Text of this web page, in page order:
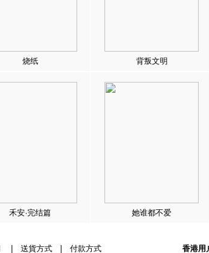
烧纸 背叛文明
禾安·完结篇 她谁都不爱
送貨方式| 付款方式 香港用